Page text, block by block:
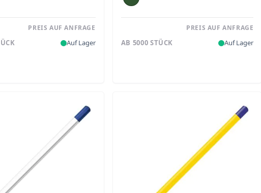
PREIS AUF ANFRAGE
Auf Lager
PREIS AUF ANFRAGE
AB 5000 STÜCK Auf Lager